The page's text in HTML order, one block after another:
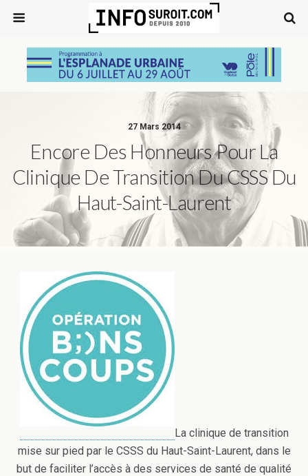
27 Mars 2014
Encore Des Honneurs Pour La
Clinique De Transition Du CSSS Du
Haut-Saint-Laurent
La clinique de transition
mise sur pied par le CSSS du Haut-Saint-Laurent, dans le
but de faciliter l’accès à des services de santé de qualité